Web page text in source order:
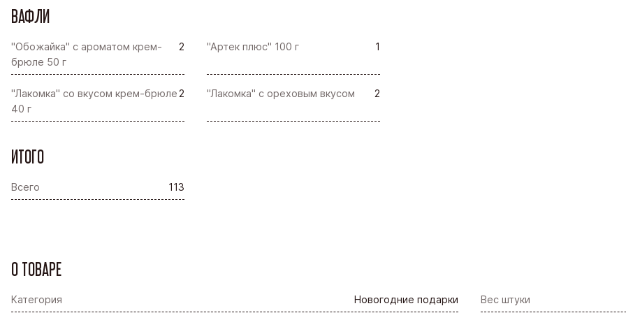
ВАФЛИ
"Обожайка" с ароматом крем-
брюле 50 г
2 "Артек плюс" 100 г 1
"Лакомка" со вкусом крем-брюле
40 г
2 "Лакомка" с ореховым вкусом 2
ИТОГО
Всего 113
О ТОВАРЕ
Категория Новогодние подарки Вес штуки